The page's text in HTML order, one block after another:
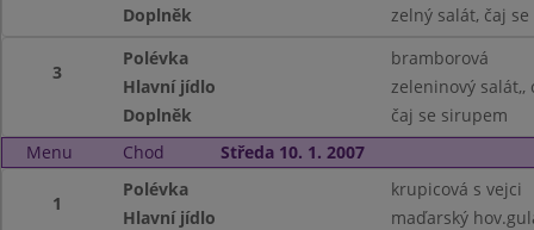
Doplněk
zelný salát, čaj
3
Polévka
bramborová
Hlavní jídlo
zeleninový salát,,
Doplněk
čaj se sirupem
Menu
Chod Středa 10. 1. 2007
1
Polévka
krupicová s vejci
Hlavní jídlo
maďarský